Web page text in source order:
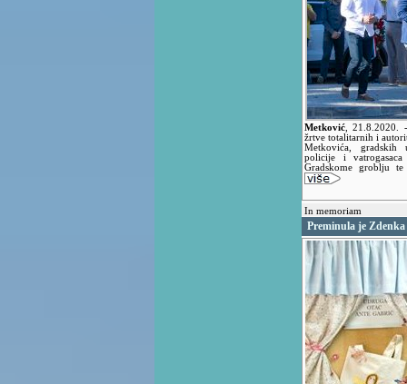
Metković ,21.8.2020.
žrtve totalitarnih i
Metkovića, gradskih
policije i
Gradskome groblju
In memoriam
Preminula je Zdenka